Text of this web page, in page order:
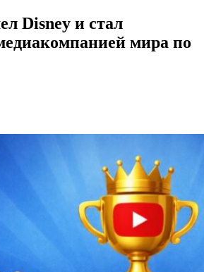
Disney и стал
мира по